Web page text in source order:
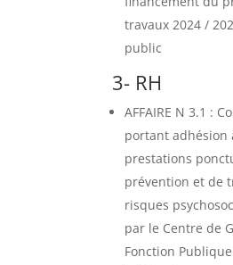
travaux 2024 /
public
3- RH
AFFAIRE N 3.1 :
portant adhésion
prestations
prévention et de
risques
par le Centre de
Fonction